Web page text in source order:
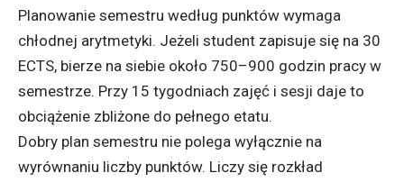
Planowanie semestru według punktów wymaga
chłodnej arytmetyki. Jeżeli student zapisuje się na 30
ECTS, bierze na siebie około 750–900 godzin pracy w
semestrze. Przy 15 tygodniach zajęć i sesji daje to
obciążenie zbliżone do pełnego etatu.
Dobry plan semestru nie polega wyłącznie na
wyrównaniu liczby punktów. Liczy się rozkład